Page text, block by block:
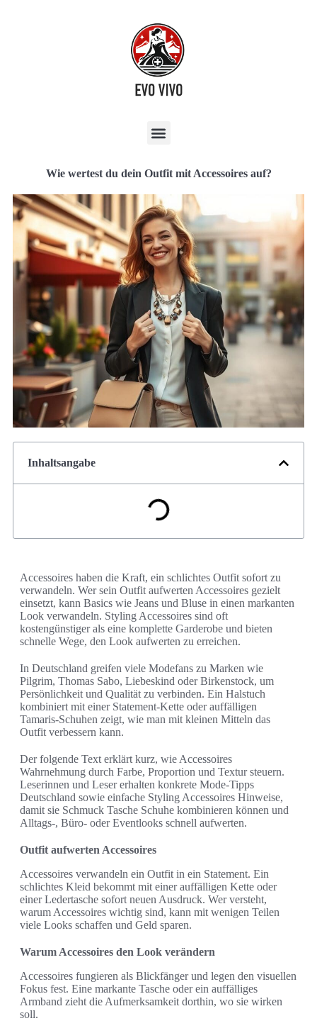
Wie wertest du dein Outfit mit Accessoires auf?
Inhaltsangabe
Accessoires haben die Kraft, ein schlichtes Outfit sofort zu
verwandeln. Wer sein Outfit aufwerten Accessoires gezielt
einsetzt, kann Basics wie Jeans und Bluse in einen markanten
Look verwandeln. Styling Accessoires sind oft
kostengünstiger als eine komplette Garderobe und bieten
schnelle Wege, den Look aufwerten zu erreichen.
In Deutschland greifen viele Modefans zu Marken wie
Pilgrim, Thomas Sabo, Liebeskind oder Birkenstock, um
Persönlichkeit und Qualität zu verbinden. Ein Halstuch
kombiniert mit einer Statement-Kette oder auffälligen
Tamaris-Schuhen zeigt, wie man mit kleinen Mitteln das
Outfit verbessern kann.
Der folgende Text erklärt kurz, wie Accessoires
Wahrnehmung durch Farbe, Proportion und Textur steuern.
Leserinnen und Leser erhalten konkrete Mode-Tipps
Deutschland sowie einfache Styling Accessoires Hinweise,
damit sie Schmuck Tasche Schuhe kombinieren können und
Alltags-, Büro- oder Eventlooks schnell aufwerten.
Outfit aufwerten Accessoires
Accessoires verwandeln ein Outfit in ein Statement. Ein
schlichtes Kleid bekommt mit einer auffälligen Kette oder
einer Ledertasche sofort neuen Ausdruck. Wer versteht,
warum Accessoires wichtig sind, kann mit wenigen Teilen
viele Looks schaffen und Geld sparen.
Warum Accessoires den Look verändern
Accessoires fungieren als Blickfänger und legen den visuellen
Fokus fest. Eine markante Tasche oder ein auffälliges
Armband zieht die Aufmerksamkeit dorthin, wo sie wirken
soll.